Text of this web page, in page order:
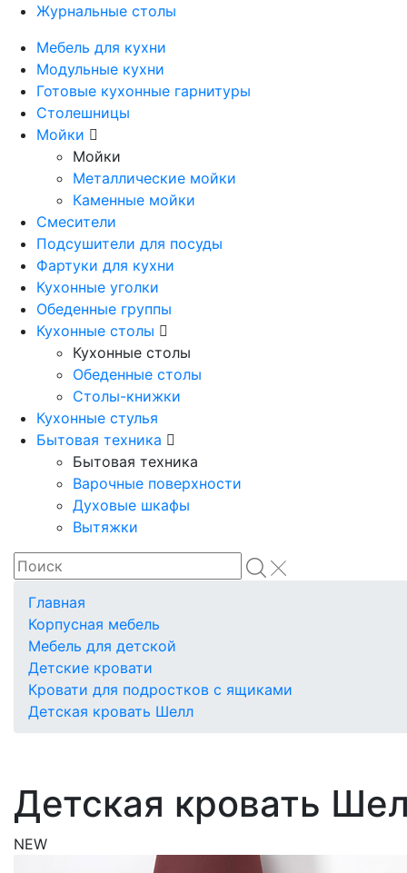
Журнальные столы
Мебель для кухни
Модульные кухни
Готовые кухонные гарнитуры
Столешницы
Мойки
Мойки
Металлические мойки
Каменные мойки
Смесители
Подсушители для посуды
Фартуки для кухни
Кухонные уголки
Обеденные группы
Кухонные столы
Кухонные столы
Обеденные столы
Столы-книжки
Кухонные стулья
Бытовая техника
Бытовая техника
Варочные поверхности
Духовые шкафы
Вытяжки
Главная
Корпусная мебель
Мебель для детской
Детские кровати
Кровати для подростков с ящиками
Детская кровать Шелл
Детская кровать
NEW